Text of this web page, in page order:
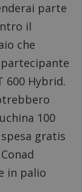
parte
il
che
600 Hybrid.
100
gratis
in palio